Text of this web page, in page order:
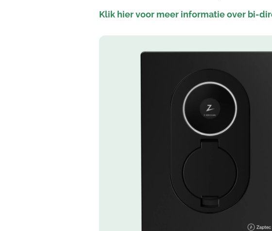
Klik hier voor meer informatie over bi-